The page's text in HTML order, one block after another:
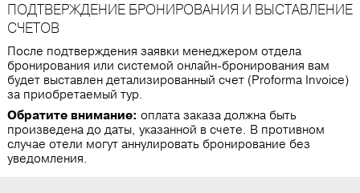
ПОДТВЕРЖДЕНИЕ БРОНИРОВАНИЯ И ВЫСТАВЛЕНИЕ
СЧЕТОВ
После подтверждения заявки менеджером отдела
бронирования или системой онлайн-бронирования вам
будет выставлен детализированный счет (Proforma Invoice)
за приобретаемый тур.
Обратите внимание: оплата заказа должна быть
произведена до даты, указанной в счете. В противном
случае отели могут аннулировать бронирование без
уведомления.